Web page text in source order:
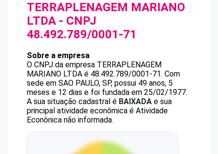
TERRAPLENAGEM MARIANO
LTDA - CNPJ
48.492.789/0001-71
Sobre a empresa
O CNPJ da empresa TERRAPLENAGEM
MARIANO LTDA é 48.492.789/0001-71. Com
sede em SAO PAULO, SP, possui 49 anos, 5
meses e 12 dias e foi fundada em 25/02/1977.
A sua situação cadastral é BAIXADA e sua
principal atividade econômica é Atividade
Econônica não informada.